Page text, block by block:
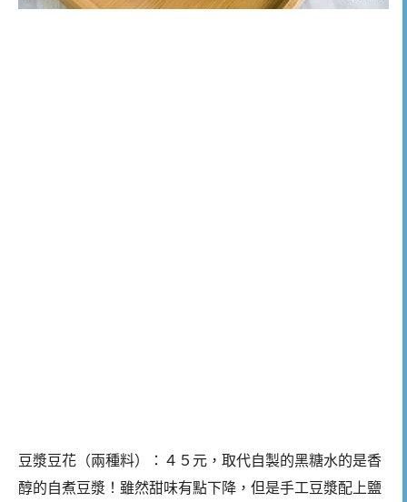
豆漿豆花（兩種料）：４５元，取代自製的黑糖水的是香
醇的自煮豆漿！雖然甜味有點下降，但是手工豆漿配上鹽